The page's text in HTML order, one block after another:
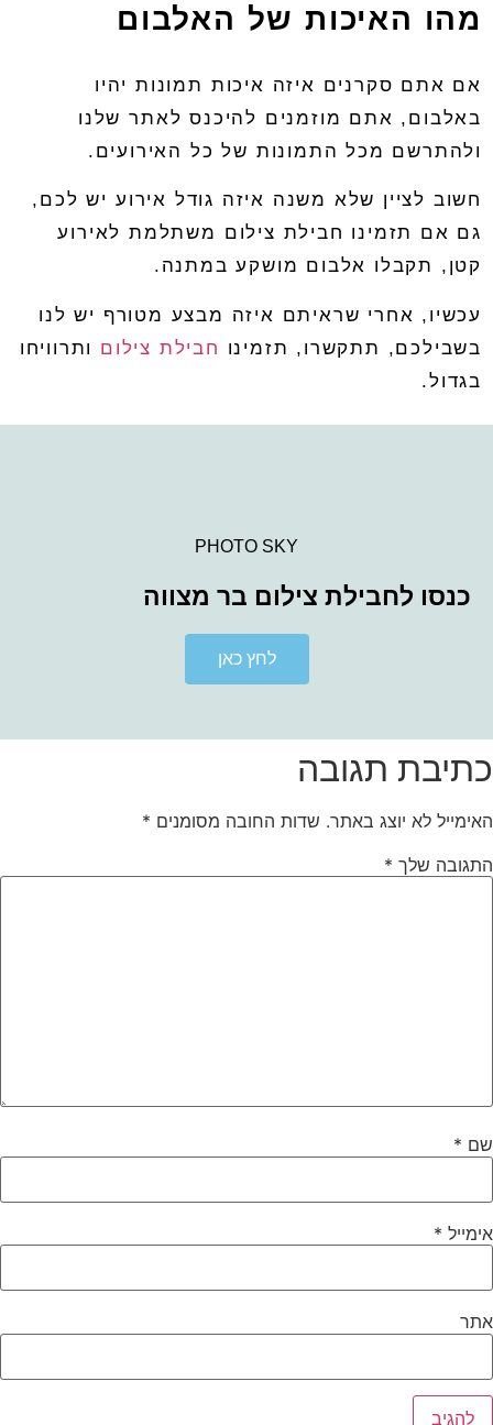
מהו האיכות של האלבום
אם אתם סקרנים איזה איכות תמונות יהיו
באלבום , אתם מוזמנים להיכנס לאתר שלנו
ולהתרשם מכל התמונות של כל האירועים .
חשוב לציין שלא משנה איזה גודל אירוע יש לכם ,
גם אם תזמינו חבילת צילום משתלמת לאירוע
קטן , תקבלו אלבום מושקע במתנה .
עכשיו , אחרי שראיתם איזה מבצע מטורף יש לנו
בשבילכם, תתקשרו , תזמינו חבילת צילום ותרוויחו
בגדול.
PHOTO SKY
כנסו לחבילת צילום בר מצווה
לחץ כאן
כתיבת תגובה
האימייל לא יוצג באתר. שדות החובה מסומנים *
התגובה שלך *
שם *
אימייל *
אתר